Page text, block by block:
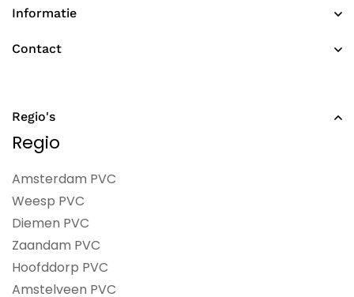
Informatie
Contact
Regio's
Regio
Amsterdam PVC
Weesp PVC
Diemen PVC
Zaandam PVC
Hoofddorp PVC
Amstelveen PVC